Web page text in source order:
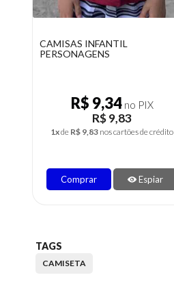
CAMISAS INFANTIL
PERSONAGENS
R$ 9,34no PIX
R$ 9,83
1xde R$ 9,83 nos cartões de crédito
Comprar Espiar
TAGS
CAMISETA